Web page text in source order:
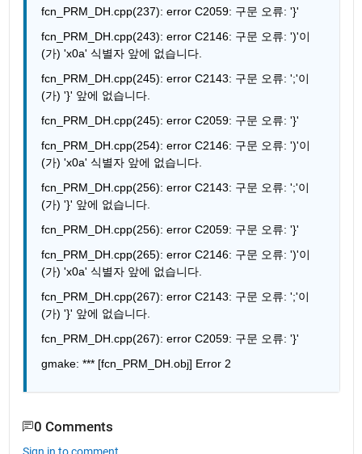
fcn_PRM_DH.cpp(237): error C2059: 구문 오류: '}'
fcn_PRM_DH.cpp(243): error C2146: 구문 오류: ')'이
(가) 'x0a' 식별자 앞에 없습니다.
fcn_PRM_DH.cpp(245): error C2143: 구문 오류: ';'이
(가) '}' 앞에 없습니다.
fcn_PRM_DH.cpp(245): error C2059: 구문 오류: '}'
fcn_PRM_DH.cpp(254): error C2146: 구문 오류: ')'이
(가) 'x0a' 식별자 앞에 없습니다.
fcn_PRM_DH.cpp(256): error C2143: 구문 오류: ';'이
(가) '}' 앞에 없습니다.
fcn_PRM_DH.cpp(256): error C2059: 구문 오류: '}'
fcn_PRM_DH.cpp(265): error C2146: 구문 오류: ')'이
(가) 'x0a' 식별자 앞에 없습니다.
fcn_PRM_DH.cpp(267): error C2143: 구문 오류: ';'이
(가) '}' 앞에 없습니다.
fcn_PRM_DH.cpp(267): error C2059: 구문 오류: '}'
gmake: *** [fcn_PRM_DH.obj] Error 2
0 Comments